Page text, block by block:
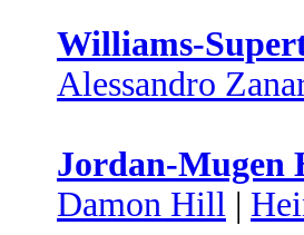
Williams-
Alessandro
Jordan-Mugen
Damon Hill |